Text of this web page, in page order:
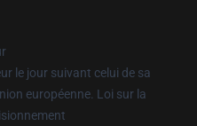
le jour suivant celui de sa
européenne. Loi sur la